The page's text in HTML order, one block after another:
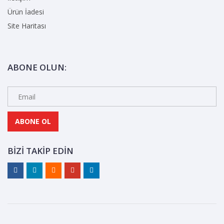
60 gr. kitap kağıdı
Sıcak tutkallı Amerikan cilt...
Ürün İadesi
Site Haritası
ABONE OLUN:
ABONE OL
BIZI TAKIP EDIN